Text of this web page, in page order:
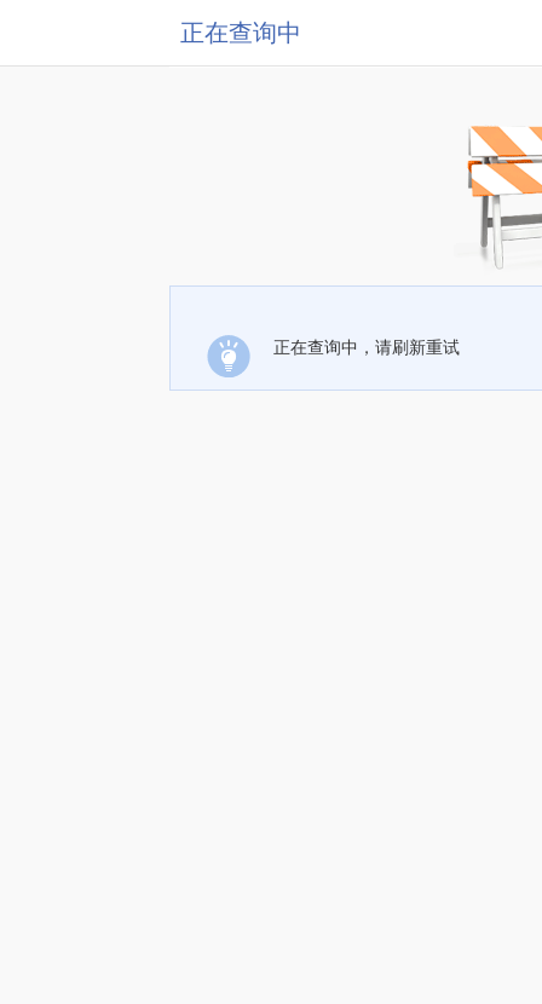
正在查询中
正在查询中，请刷新重试